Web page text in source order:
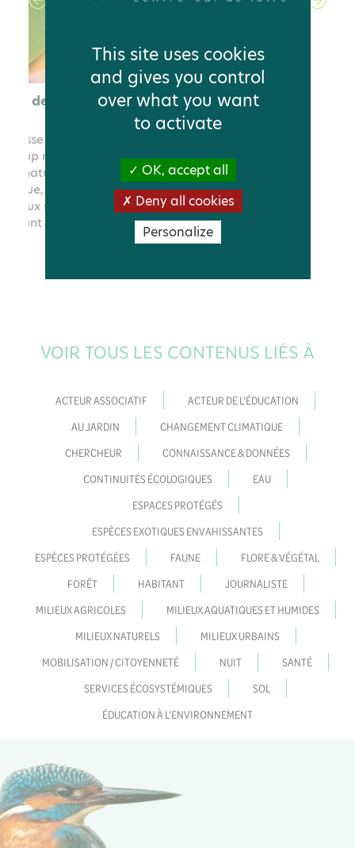
VOIR TOUS LES CONTENUS LIÉS À
ACTEUR ASSOCIATIF
ACTEUR DE L'ÉDUCATION
AU JARDIN
CHANGEMENT CLIMATIQUE
CHERCHEUR
CONNAISSANCE & DONNÉES
CONTINUITÉS ÉCOLOGIQUES
EAU
ESPACES PROTÉGÉS
ESPÈCES EXOTIQUES ENVAHISSANTES
ESPÈCES PROTÉGÉES
FAUNE
FLORE & VÉGÉTAL
FORÊT
HABITANT
JOURNALISTE
MILIEUX AGRICOLES
MILIEUX AQUATIQUES ET HUMIDES
MILIEUX NATURELS
MILIEUX URBAINS
MOBILISATION / CITOYENNETÉ
NUIT
SANTÉ
SERVICES ÉCOSYSTÉMIQUES
SOL
ÉDUCATION À L'ENVIRONNEMENT
This site uses cookies
and gives you control
over what you want
to activate
OK, accept all
Deny all cookies
Personalize